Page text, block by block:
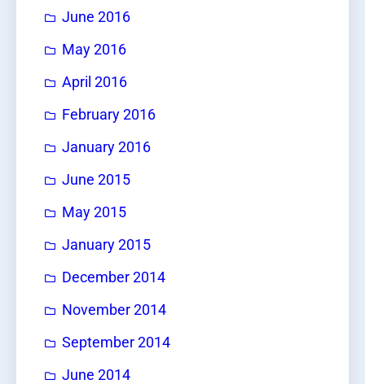
June 2016
May 2016
April 2016
February 2016
January 2016
June 2015
May 2015
January 2015
December 2014
November 2014
September 2014
June 2014